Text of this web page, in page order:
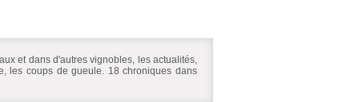
et dans d'autres vignobles, les actualités,
les coups de gueule. 18 chroniques dans